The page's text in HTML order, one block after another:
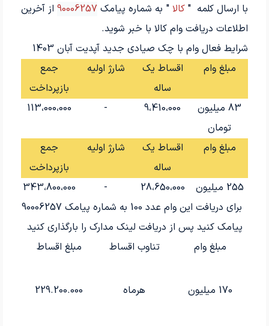
با ارسال کلمه "کالا " به شماره پیامک 90006257از آخرین
اطلاعات دریافت وام کالا با خبر شوید.
شرایط فعال وام با چک صیادی جدید آپدیت آبان 1403
مبلغ وام
اقساط یک
ساله
شارژ اولیه
جمع
بازپرداخت
83 میلیون
تومان
9،410،000 - 113،000،000
مبلغ وام
اقساط یک
ساله
شارژ اولیه
جمع
بازپرداخت
255 میلیون
28،650،000 -
343،800،000
برای دریافت این وام عدد 100 به شماره پیامک 90006257
پیامک کنید پس از دریافت لینک مدارک را بارگذاری کنید
مبلغ وام
تناوب اقساط مبلغ اقساط
170 میلیون هرماه 229.200.000